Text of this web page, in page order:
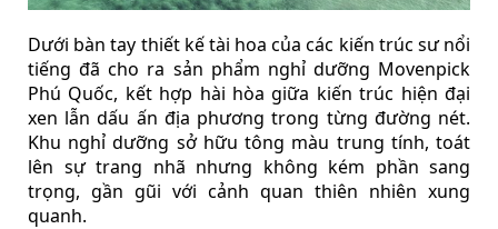
Dưới bàn tay thiết kế tài hoa của các kiến trúc sư nổi
tiếng đã cho ra sản phẩm nghỉ dưỡng Movenpick
Phú Quốc, kết hợp hài hòa giữa kiến trúc hiện đại
xen lẫn dấu ấn địa phương trong từng đường nét.
Khu nghỉ dưỡng sở hữu tông màu trung tính, toát
lên sự trang nhã nhưng không kém phần sang
trọng, gần gũi với cảnh quan thiên nhiên xung
quanh.